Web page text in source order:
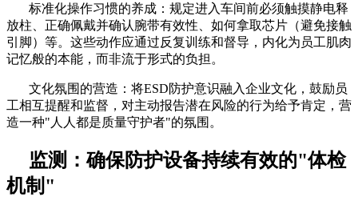
标准化操作习惯的养成：规定进入车间前必须触摸静电释
放柱、正确佩戴并确认腕带有效性、如何拿取芯片（避免接触
引脚）等。这些动作应通过反复训练和督导，内化为员工肌肉
记忆般的本能，而非流于形式的负担。
文化氛围的营造：将ESD防护意识融入企业文化，鼓励员
工相互提醒和监督，对主动报告潜在风险的行为给予肯定，营
造一种"人人都是质量守护者"的氛围。
监测：确保防护设备持续有效的"体检
机制"